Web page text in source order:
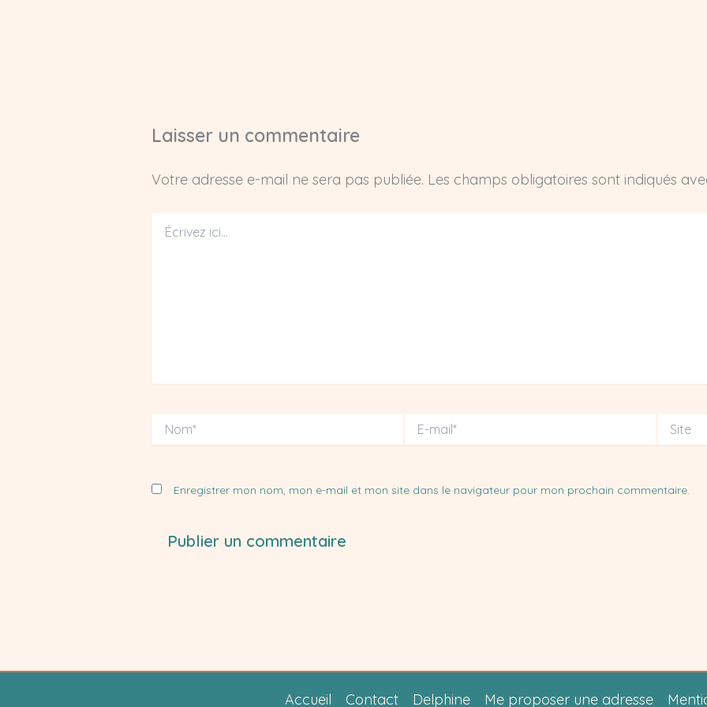
Laisser un commentaire
Votre adresse e-mail ne sera pas publiée. Les champs obligatoires sont indiqués
ici…
mail*
Enregistrer mon nom, mon e-mail et mon site dans le navigateur pour mon prochain commentaire.
Accueil Contact Delphine Me proposer une adresse